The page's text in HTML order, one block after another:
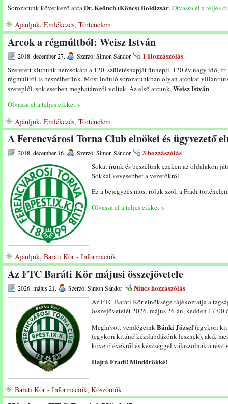
Sorozatunk következő arcaDr. Keönch (Köncs) Boldizsár.Olvassa el a teljes
Ajánljuk, Emlékezés, Történelem
Arcok a régmúltból: Weisz István
2018. december 27. Szerző: Simon Sándor 1 Hozzászólás
Szeretett klubunk nemsokára a 120. születésnapját ünnepli. 120 év nagy idő,
régmúltról is beszélhetünk. Most induló sorozatunkban olyan arcokat
szereplői, sok esetben meghatározói voltak. Az első arcunk,Weisz István.
Olvassa el a teljes cikket »
Ajánljuk, Emlékezés, Történelem
A Ferencvárosi Torna Club elnökei és ügyvezető
2018. december 16. Szerző: Simon Sándor 3 hozzászólás
Sokat írunk és beszélünk ezeken az oldalakon
Sokkal kevesebbet a vezetőkről.
Ez a bejegyzés most róluk szól, a Fradi
Olvassa el a teljes cikket »
Ajánljuk, Baráti Kör - Információk
Az FTC Baráti Kör májusi összejövetele
2026. május 21. Szerző: Simon Sándor Nincs hozzászólás
Az FTC Baráti Kör elnöksége tájékoztatja a
összejövetelét 2026. május 26-án, kedden
Meghívott vendégeinkBánki József(egykori
(egykori kitűnő kézilabdázónk lesznek), akik
követő évekről és készséggel válaszolnak a
Hajrá Fradi! Mindörökké!
Baráti Kör - Információk, Köszöntők